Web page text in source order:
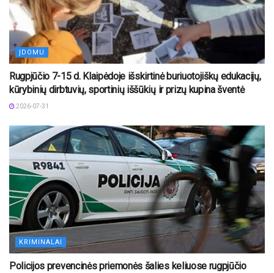
ĮDOMU
Rugpjūčio 7-15 d. Klaipėdoje išskirtinė buriuotojiškų edukacijų,
kūrybinių dirbtuvių, sportinių iššūkių ir prizų kupina šventė
2026-07-31
KRIMINALAI
Policijos prevencinės priemonės šalies keliuose rugpjūčio